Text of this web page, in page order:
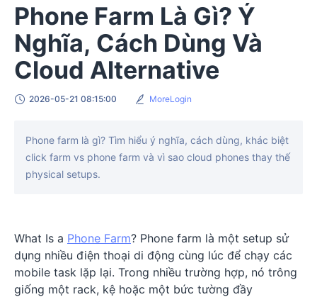
Phone Farm Là Gì? Ý
Nghĩa, Cách Dùng Và
Cloud Alternative
2026-05-21 08:15:00 MoreLogin
Phone farm là gì? Tìm hiểu ý nghĩa, cách dùng, khác biệt
click farm vs phone farm và vì sao cloud phones thay thế
physical setups.
What Is a Phone Farm? Phone farm là một setup sử
dụng nhiều điện thoại di động cùng lúc để chạy các
mobile task lặp lại. Trong nhiều trường hợp, nó trông
giống một rack, kệ hoặc một bức tường đầy